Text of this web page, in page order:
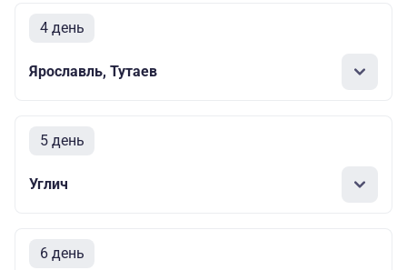
4 день
Ярославль, Тутаев
5 день
Углич
6 день